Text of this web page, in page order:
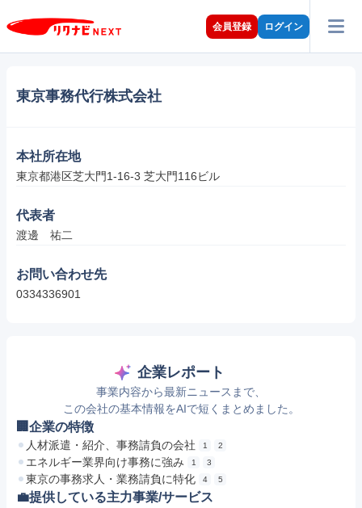
会員登録 ログイン
東京事務代行株式会社
本社所在地
東京都港区芝大門1-16-3 芝大門116ビル
代表者
渡邊　祐二
お問い合わせ先
0334336901
企業レポート
事業内容から最新ニュースまで、
この会社の基本情報をAIで短くまとめました。
🏢企業の特徴
人材派遣・紹介、事務請負の会社 1 2
エネルギー業界向け事務に強み 1 3
東京の事務求人・業務請負に特化 4 5
💼提供している主力事業/サービス